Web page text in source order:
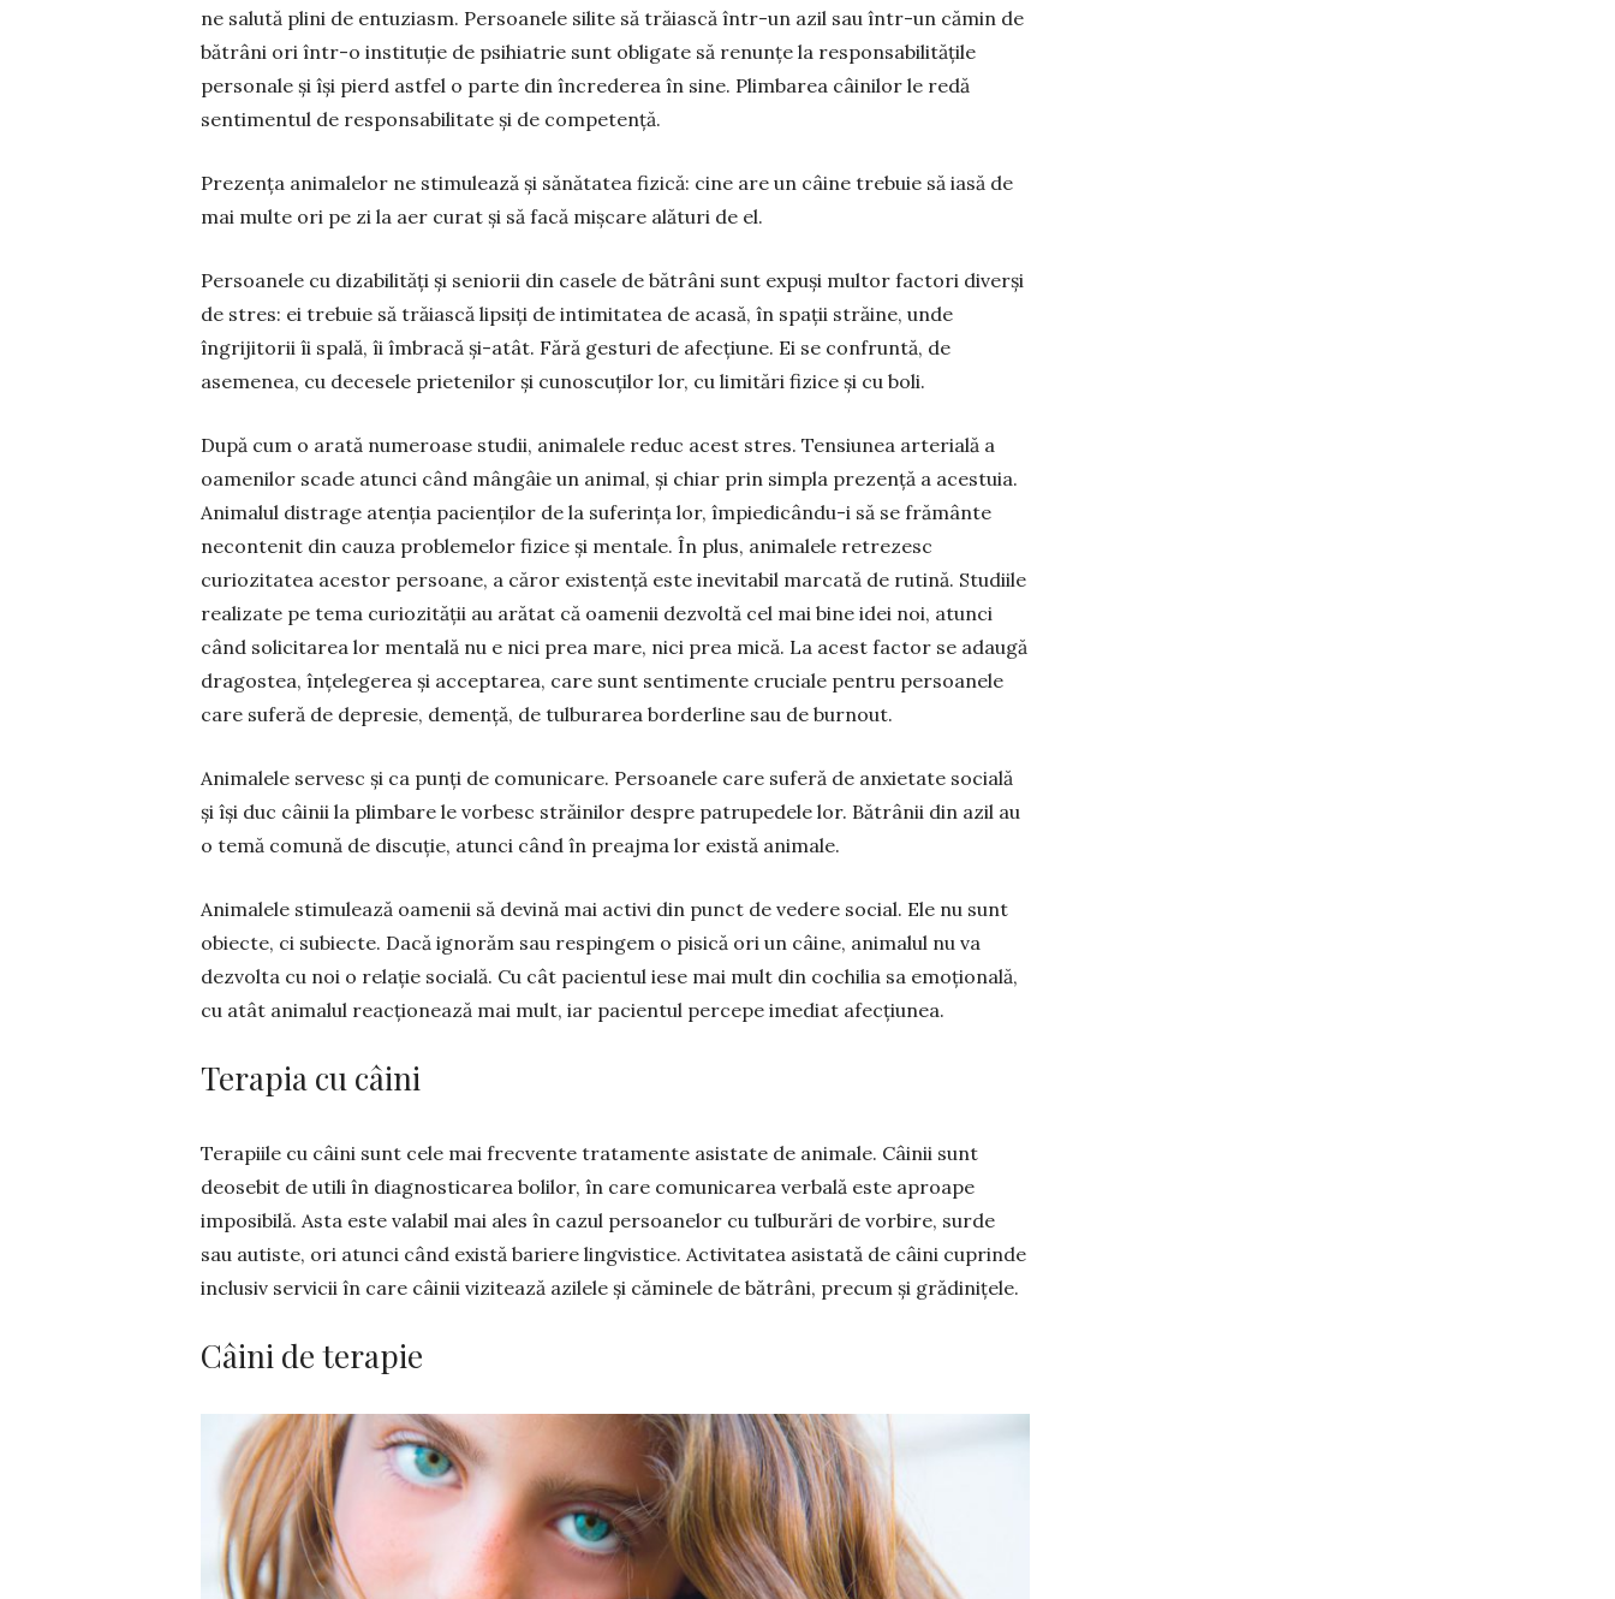
ne salută plini de entuziasm. Persoanele silite să trăiască într-un azil sau într-un cămin de
bătrâni ori într-o instituție de psihiatrie sunt obligate să renunțe la responsabilitățile
personale și își pierd astfel o parte din încrederea în sine. Plimbarea câinilor le redă
sentimentul de responsabilitate și de competență.
Prezența animalelor ne stimulează și să­nătatea fizică: cine are un câine trebuie să iasă de
mai multe ori pe zi la aer curat și să facă mișcare alături de el.
Persoanele cu dizabilități și seniorii din ca­sele de bătrâni sunt expuși multor factori diverși
de stres: ei trebuie să trăiască lipsiți de intimi­tatea de acasă, în spații străine, unde
îngrijitorii îi spală, îi îmbracă și-atât. Fără ges­turi de afec­țiune. Ei se confruntă, de
asemenea, cu decesele prietenilor și cunoscuților lor, cu limitări fizice și cu boli.
După cum o arată numeroase studii, ani­malele reduc acest stres. Tensiunea arterială a
oamenilor scade atunci când mângâie un animal, și chiar prin simpla prezență a acestuia.
Ani­malul distrage atenția pacienților de la suferința lor, împiedicându-i să se frământe
necontenit din cauza problemelor fizice și mentale. În plus, animalele retrezesc
curiozitatea acestor persoa­ne, a căror existență este inevitabil marcată de rutină. Studiile
realizate pe tema curiozității au arătat că oamenii dezvoltă cel mai bine idei noi, atunci
când solicitarea lor mentală nu e nici prea mare, nici prea mică. La acest factor se adaugă
dragostea, înțelegerea și acceptarea, care sunt sentimente cruciale pentru persoanele
care suferă de depresie, demență, de tulburarea bor­der­line sau de burnout.
Animalele servesc și ca punți de comunicare. Persoanele care suferă de an­xie­tate socială
și își duc câinii la plimbare le vor­besc străinilor des­pre patrupe­dele lor. Bătrânii din azil au
o te­mă comună de discuție, atunci când în preajma lor există ani­male.
Animalele sti­­mu­lează oa­me­nii să de­vină mai activi din punct de vedere so­cial. Ele nu sunt
obiecte, ci subiecte. Dacă ignorăm sau respingem o pisică ori un câine, ani­malul nu va
dezvolta cu noi o relație so­cială. Cu cât pacien­tul iese mai mult din cochilia sa emo­țională,
cu atât animalul reacționează mai mult, iar pacientul percepe imediat afecțiunea.
Terapia cu câini
Terapiile cu câini sunt cele mai frecvente tratamente asistate de animale. Câinii sunt
deosebit de utili în diagnosticarea bolilor, în care comunicarea verbală este aproape
imposibilă. Asta este valabil mai ales în cazul persoanelor cu tulburări de vorbire, surde
sau autiste, ori atunci când există bariere lingvistice. Activitatea asistată de câini cuprinde
inclusiv servicii în care câinii vizitează azilele și căminele de bă­trâni, precum și grădinițele.
Câini de terapie